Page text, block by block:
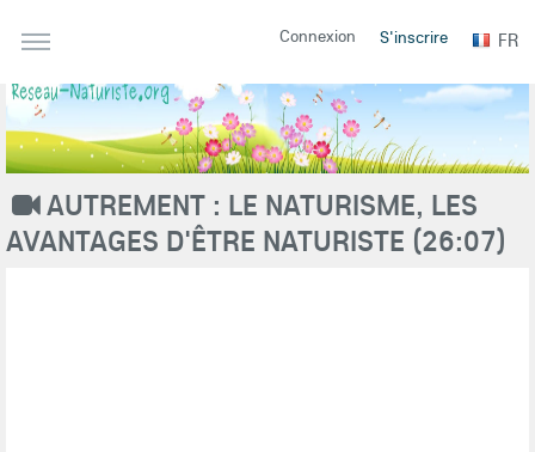
Connexion S'inscrire FR
AUTREMENT : LE NATURISME, LES
AVANTAGES D'ÊTRE NATURISTE (26:07)